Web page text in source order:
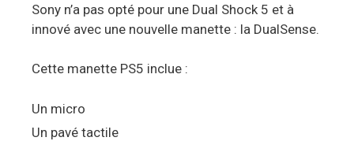
Sony n’a pas opté pour une Dual Shock 5 et à
innové avec une nouvelle manette : la DualSense.
Cette manette PS5 inclue :
Un micro
Un pavé tactile